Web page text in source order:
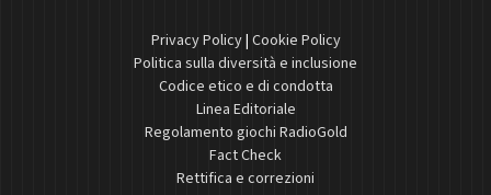
Privacy Policy| Cookie Policy
Politica sulla diversità e inclusione
Codice etico e di condotta
Linea Editoriale
Regolamento giochi RadioGold
Fact Check
Rettifica e correzioni